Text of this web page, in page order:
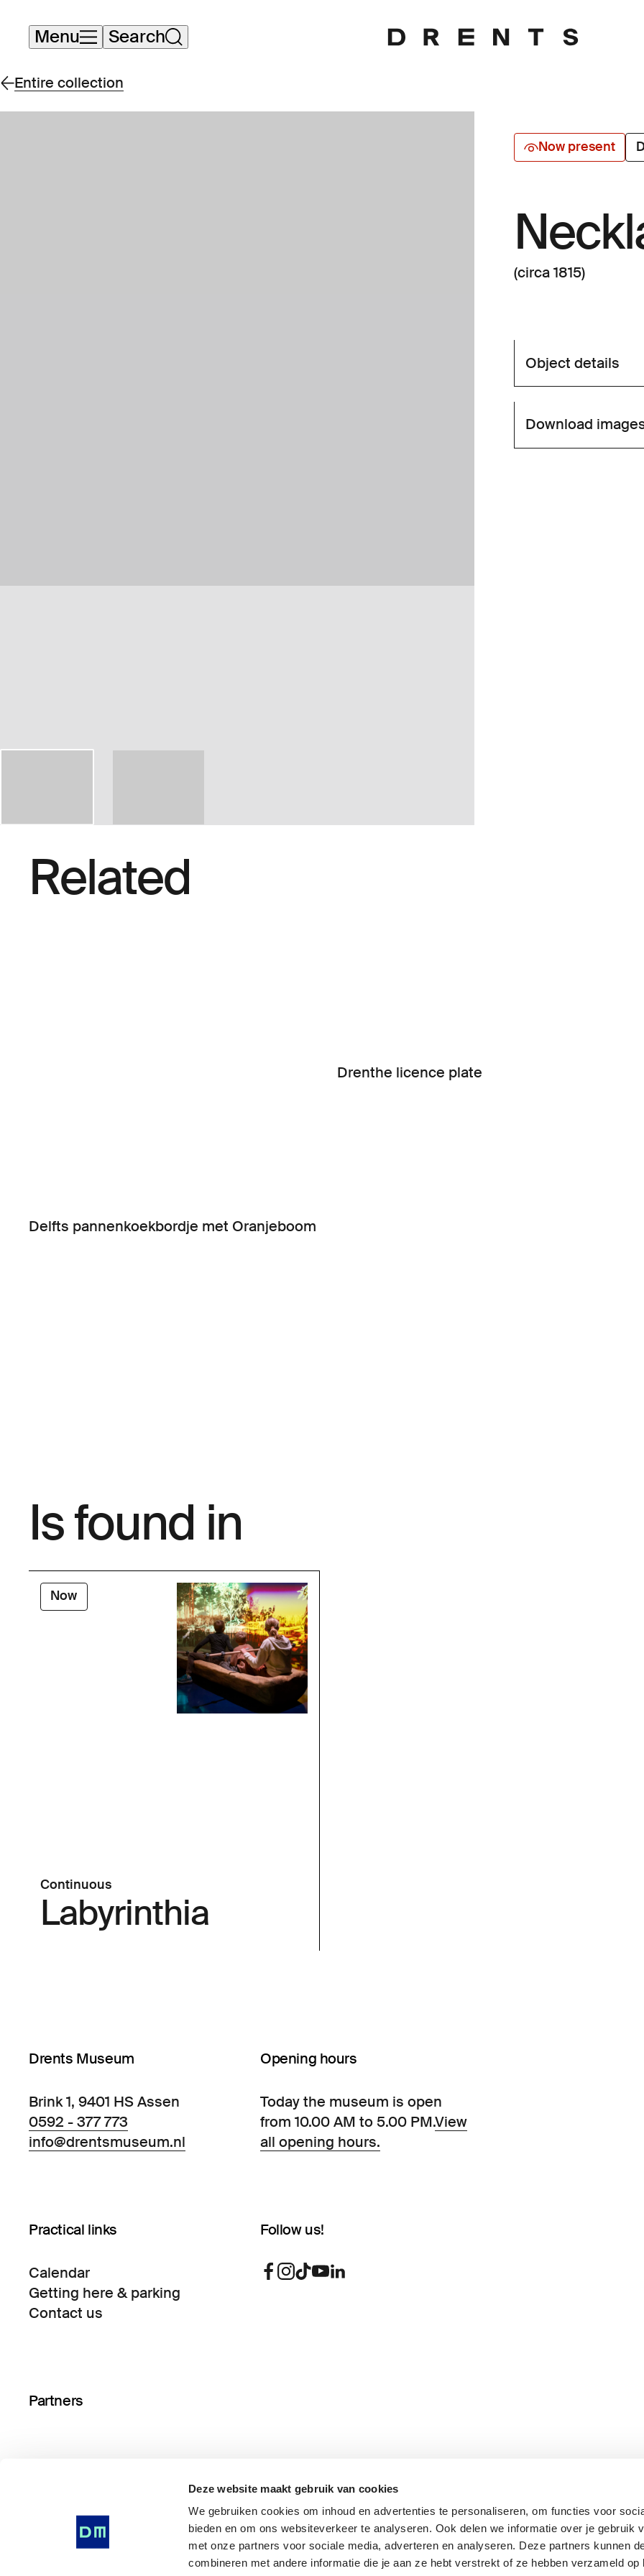
Deze website maakt gebruik van cookies
We gebruiken cookies om inhoud en advertenties te personaliseren, om functies voor
bieden en om ons websiteverkeer te analyseren. Ook delen we informatie over je gebruik
met onze partners voor sociale media, adverteren en analyseren. Deze partners kunnen
combineren met andere informatie die je aan ze hebt verstrekt of ze hebben verzameld op
Skip
navigation
Menu Search
Entire collection
Now present
(circa 1815)
Object details
Download
Related
Delfts pannenkoekbordje met Oranjeboom
Drenthe licence plate
Is found in
Now
Continuous
Labyrinthia
Drents Museum
Brink 1, 9401 HS Assen
0592 - 377 773
info@drentsmuseum.nl
Opening hours
Today the museum is open
from 10.00 AM to 5.00 PM.View
all opening hours.
Practical links
Calendar
Getting here & parking
Contact us
Follow us!
Partners